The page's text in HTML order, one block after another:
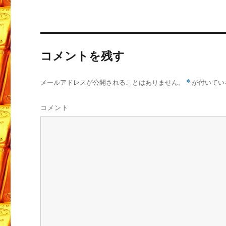
コメントを残す
メールアドレスが公開されることはありません。 * が付いて
コメント